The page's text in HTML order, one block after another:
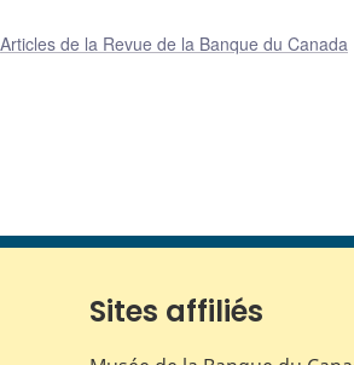
Articles de la Revue de la Banque du Canada
Sites affiliés